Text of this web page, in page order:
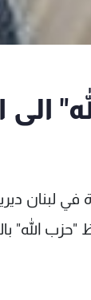
لبنان
اعتبر فيها